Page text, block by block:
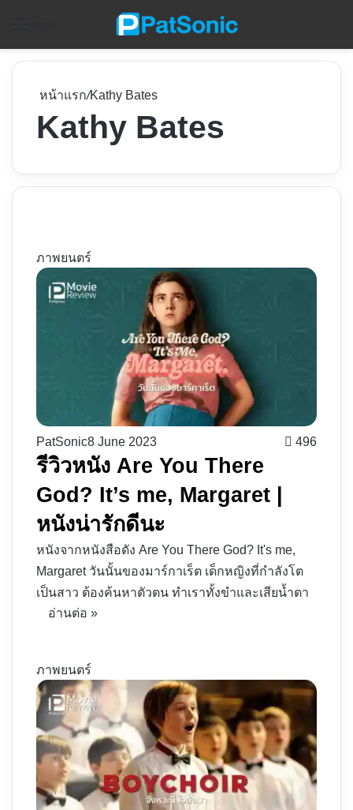
หน้าแรก/Kathy Bates
Kathy Bates
ภาพยนตร์
PatSonic8 June 2023 496
รีวิวหนัง Are You There
God? It’s me, Margaret |
หนังน่ารักดีนะ
หนังจากหนังสือดัง Are You There God? It's me,
Margaret วันนั้นของมาร์กาเร็ต เด็กหญิงที่กำลังโต
เป็นสาว ต้องค้นหาตัวตน ทำเราทั้งขำและเสียน้ำตา
อ่านต่อ »
ภาพยนตร์